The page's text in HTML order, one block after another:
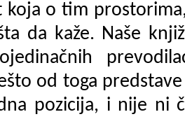
koja o tim
da kaže. Naše
od toga
pozicija, i nije ni